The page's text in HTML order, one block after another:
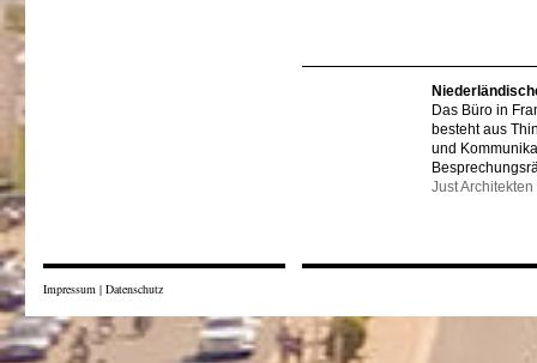
Das Büro in
besteht aus
und
Just Architekten
Impressum | Datenschutz